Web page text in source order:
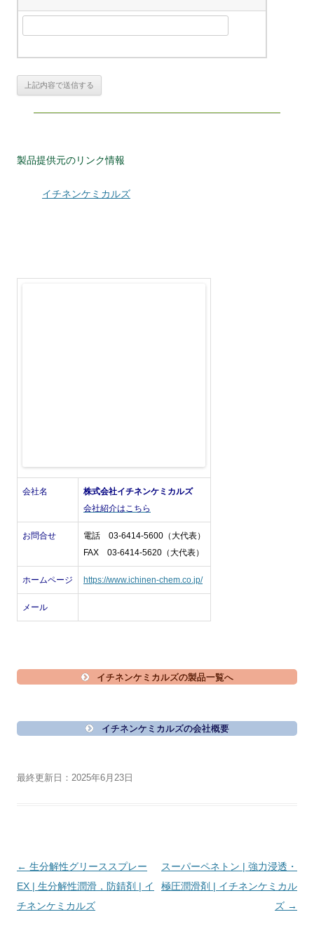
製品提供元のリンク情報
イチネンケミカルズ
会社名
株式会社イチネンケミカルズ
会社紹介はこちら
お問合せ
電話 03-6414-5600（大代表）
FAX 03-6414-5620（大代表）
ホームページ https://www.ichinen-chem.co.jp/
メール
イチネンケミカルズの製品一覧へ
イチネンケミカルズの会社概要
最終更新日：2025年6月23日
投
稿
ナ
← 生分解性グリーススプレー
EX | 生分解性潤滑，防錆剤 | イ
チネンケミカルズ
スーパーペネトン | 強力浸透・
極圧潤滑剤 | イチネンケミカル
ズ →